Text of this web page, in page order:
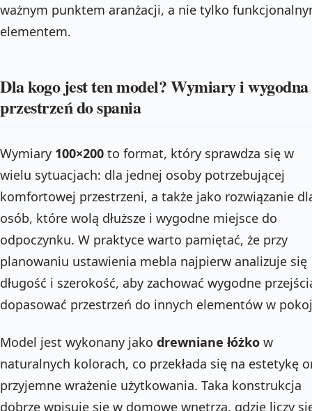
ważnym punktem aranżacji, a nie tylko
elementem.
Dla kogo jest ten model? Wymiary i wygodna
przestrzeń do spania
Wymiary 100×200 to format, który sprawdza się w
wielu sytuacjach: dla jednej osoby potrzebującej
komfortowej przestrzeni, a także jako rozwiązanie
osób, które wolą dłuższe i wygodne miejsce do
odpoczynku. W praktyce warto pamiętać, że przy
planowaniu ustawienia mebla najpierw analizuje się
długość i szerokość, aby zachować wygodne
dopasować przestrzeń do innych elementów w
Model jest wykonany jako drewniane łóżko w
naturalnych kolorach, co przekłada się na estetykę
przyjemne wrażenie użytkowania. Taka konstrukcja
dobrze wpisuje się w domowe wnętrza, gdzie liczy